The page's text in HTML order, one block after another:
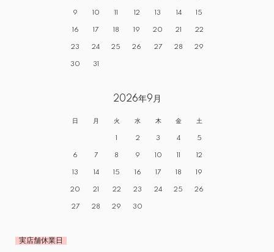
9 10 11 12 13 14 15
16 17 18 19 20 21 22
23 24 25 26 27 28 29
30 31
2026年9月
日 月 火 水 木 金 土
1 2 3 4 5
6 7 8 9 10 11 12
13 14 15 16 17 18 19
20 21 22 23 24 25 26
27 28 29 30
実店舗休業日